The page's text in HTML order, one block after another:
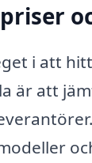
i att
är att